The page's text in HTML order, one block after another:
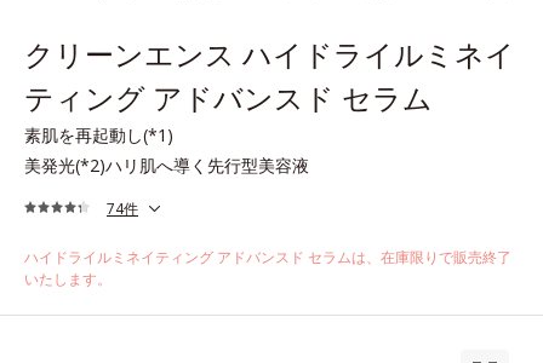
クリーンエンス ハイドライルミネイ
ティング アドバンスド セラム
素肌を再起動し(*1)
美発光(*2)ハリ肌へ導く先行型美容液
74件
ハイドライルミネイティング アドバンスド セラムは、在庫限りで販売終了
いたします。